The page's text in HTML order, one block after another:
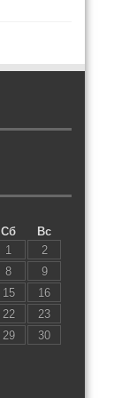
Сб
Вс
1
2
8
9
15
16
22
23
29
30